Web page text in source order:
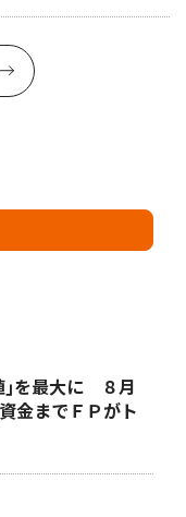
｣を最大に ８月
金までＦＰがト